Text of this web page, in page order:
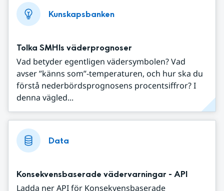
Kunskapsbanken
Tolka SMHIs väderprognoser
Vad betyder egentligen vädersymbolen? Vad
avser ”känns som”-temperaturen, och hur ska du
förstå nederbördsprognosens procentsiffror? I
denna vägled...
Data
Konsekvensbaserade vädervarningar - API
Ladda ner API för Konsekvensbaserade